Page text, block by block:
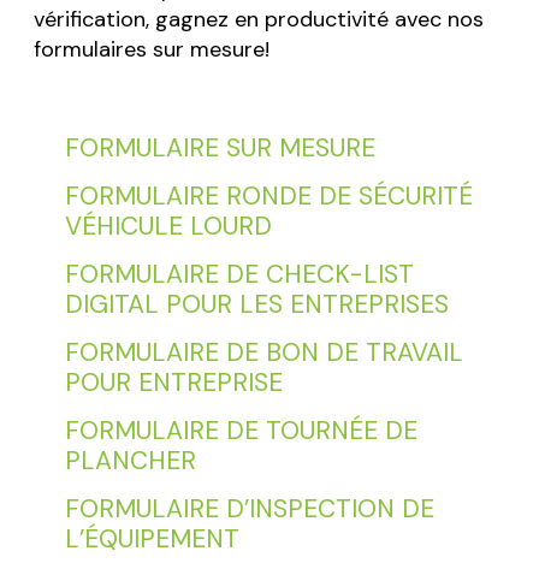
vérification, gagnez en productivité avec nos
formulaires sur mesure!
FORMULAIRE SUR MESURE
FORMULAIRE RONDE DE SÉCURITÉ
VÉHICULE LOURD
FORMULAIRE DE CHECK-LIST
DIGITAL POUR LES ENTREPRISES
FORMULAIRE DE BON DE TRAVAIL
POUR ENTREPRISE
FORMULAIRE DE TOURNÉE DE
PLANCHER
FORMULAIRE D’INSPECTION DE
L’ÉQUIPEMENT